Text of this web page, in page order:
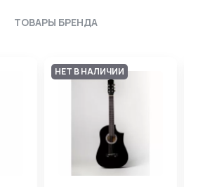
ТОВАРЫ БРЕНДА
НЕТ В НАЛИЧИИ